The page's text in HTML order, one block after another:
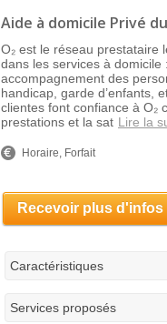
Aide à domicile Privé
O₂ est le réseau prestataire
dans les services à
accompagnement des
handicap, garde d’enfants,
clientes font confiance à O₂
prestations et la sat Lire la
Horaire, Forfait
Recevoir plus d'infos
Caractéristiques
Services proposés